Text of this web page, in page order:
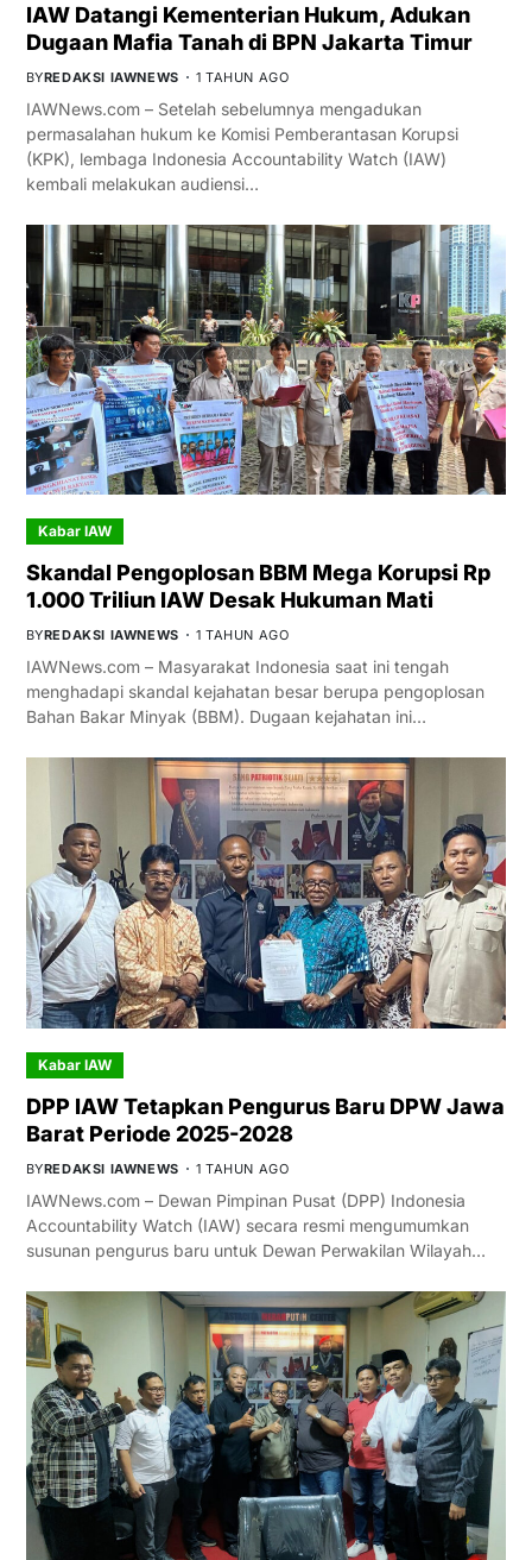
IAW Datangi Kementerian Hukum, Adukan
Dugaan Mafia Tanah di BPN Jakarta Timur
BYREDAKSI IAWNEWS 1 TAHUN AGO
IAWNews.com – Setelah sebelumnya mengadukan
permasalahan hukum ke Komisi Pemberantasan Korupsi
(KPK), lembaga Indonesia Accountability Watch (IAW)
kembali melakukan audiensi…
Kabar IAW
Skandal Pengoplosan BBM Mega Korupsi Rp
1.000 Triliun IAW Desak Hukuman Mati
BYREDAKSI IAWNEWS 1 TAHUN AGO
IAWNews.com – Masyarakat Indonesia saat ini tengah
menghadapi skandal kejahatan besar berupa pengoplosan
Bahan Bakar Minyak (BBM). Dugaan kejahatan ini…
Kabar IAW
DPP IAW Tetapkan Pengurus Baru DPW Jawa
Barat Periode 2025-2028
BYREDAKSI IAWNEWS 1 TAHUN AGO
IAWNews.com – Dewan Pimpinan Pusat (DPP) Indonesia
Accountability Watch (IAW) secara resmi mengumumkan
susunan pengurus baru untuk Dewan Perwakilan Wilayah…